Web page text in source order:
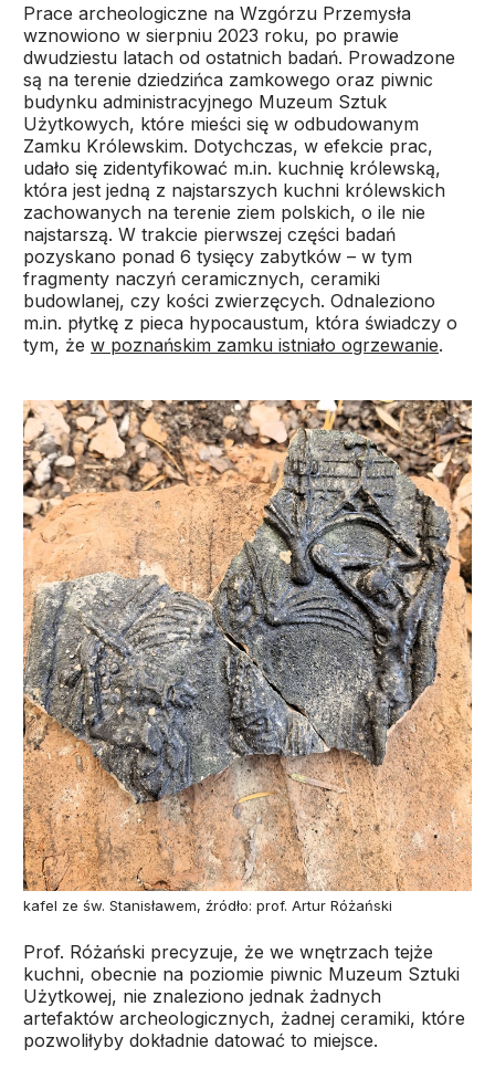
Prace archeologiczne na Wzgórzu Przemysła
wznowiono w sierpniu 2023 roku, po prawie
dwudziestu latach od ostatnich badań. Prowadzone
są na terenie dziedzińca zamkowego oraz piwnic
budynku administracyjnego Muzeum Sztuk
Użytkowych, które mieści się w odbudowanym
Zamku Królewskim. Dotychczas, w efekcie prac,
udało się zidentyfikować m.in. kuchnię królewską,
która jest jedną z najstarszych kuchni królewskich
zachowanych na terenie ziem polskich, o ile nie
najstarszą. W trakcie pierwszej części badań
pozyskano ponad 6 tysięcy zabytków – w tym
fragmenty naczyń ceramicznych, ceramiki
budowlanej, czy kości zwierzęcych. Odnaleziono
m.in. płytkę z pieca hypocaustum, która świadczy o
tym, że w poznańskim zamku istniało ogrzewanie.
kafel ze św. Stanisławem, źródło: prof. Artur Różański
Prof. Różański precyzuje, że we wnętrzach tejże
kuchni, obecnie na poziomie piwnic Muzeum Sztuki
Użytkowej, nie znaleziono jednak żadnych
artefaktów archeologicznych, żadnej ceramiki, które
pozwoliłyby dokładnie datować to miejsce.